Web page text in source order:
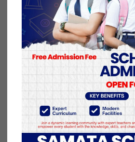
उनी सिंङ्‍गै अण्डा भन्दा अण्डाको सेतो
बताउँछन्। तारेको खाना भन्दा
स्वस्थकर हुने डा. अनिलको सुझाव छ।
नुन र चिल्लो हालेको फलफूल र
नहालेको खान उनको सुझाव छ।
घ्यूभन्दा पनि खाने तेल स्वास्थ्यका
बताएका छन्। यस्ता खाने कुराले
पुर्‍याउने उनले बताएका छन्।